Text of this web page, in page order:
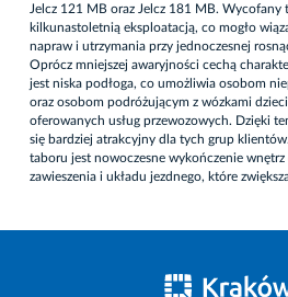
Jelcz 121 MB oraz Jelcz 181 MB. Wycofany
kilkunastoletnią eksploatacją, co mogło
napraw i utrzymania przy jednoczesnej
Oprócz mniejszej awaryjności cechą
jest niska podłoga, co umożliwia osobom
oraz osobom podróżującym z wózkami
oferowanych usług przewozowych. Dzięki
się bardziej atrakcyjny dla tych grup
taboru jest nowoczesne wykończenie
zawieszenia i układu jezdnego, które